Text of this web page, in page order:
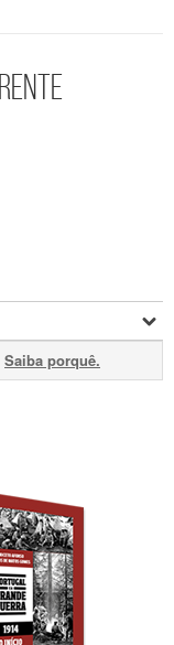
Saiba porquê.